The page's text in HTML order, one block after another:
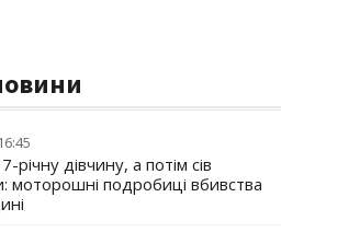
річну дівчину, а потім сів
моторошні подробиці вбивства